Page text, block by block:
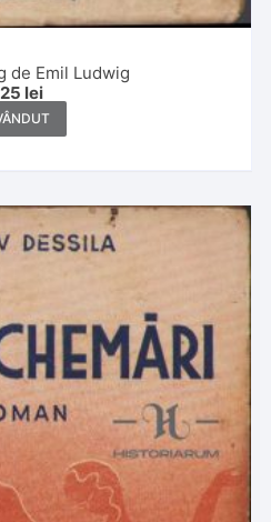
de Emil Ludwig
25 lei